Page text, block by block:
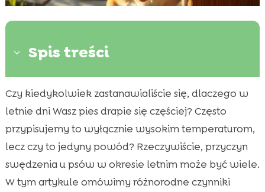
3 Spis treści
 Wpływ wysokich temperatur na skórę psa
 Reakcje alergiczne i sezonowe alergie
 Ukąszenia owadów
 Zmiana w diecie i drapanie psa w upał lato
 Stres i zachowania kompulsywne
 Problemy z pasożytami
Czy kiedykolwiek zastanawialiście się, dlaczego w
letnie dni Wasz pies drapie się częściej? Często
przypisujemy to wyłącznie wysokim temperaturom,
lecz czy to jedyny powód? Rzeczywiście, przyczyn
swędzenia u psów w okresie letnim może być wiele.
W tym artykule omówimy różnorodne czynniki